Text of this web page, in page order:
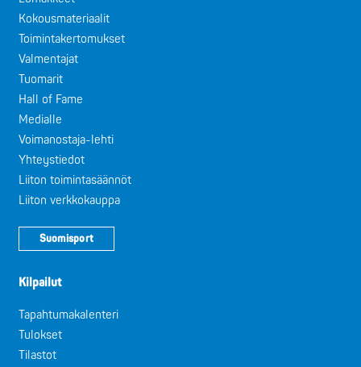
Kokousmateriaalit
Toimintakertomukset
Valmentajat
Tuomarit
Hall of Fame
Medialle
Voimanostaja-lehti
Yhteystiedot
Liiton toimintasäännöt
Liiton verkkokauppa
Suomisport
Kilpailut
Tapahtumakalenteri
Tulokset
Tilastot